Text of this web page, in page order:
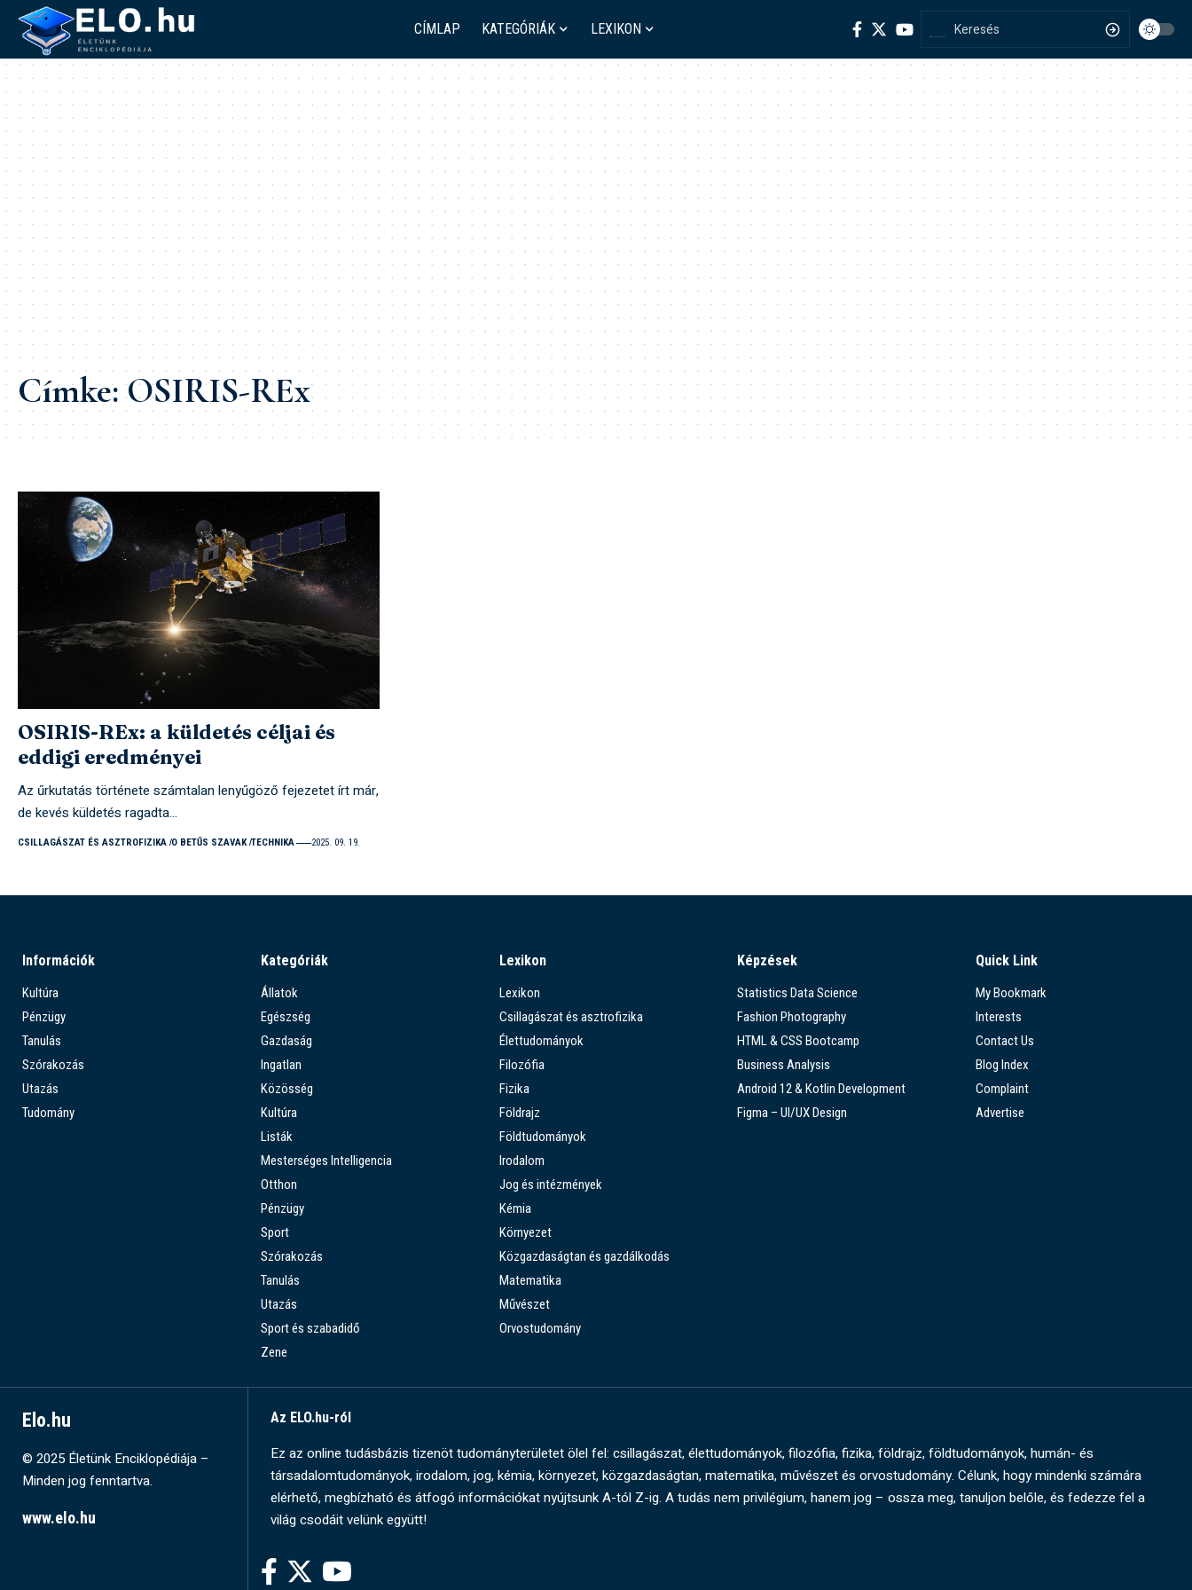
CÍMLAP KATEGÓRIÁK LEXIKON
Címke:OSIRIS-REx
OSIRIS-REx: a küldetés céljai és
eddigi eredményei
Az űrkutatás története számtalan lenyűgöző fejezetet írt már,
de kevés küldetés ragadta…
CSILLAGÁSZAT ÉS ASZTROFIZIKA O BETŰS SZAVAK TECHNIKA 2025. 09. 19.
Információk
Kultúra
Pénzügy
Tanulás
Szórakozás
Utazás
Tudomány
Kategóriák
Állatok
Egészség
Gazdaság
Ingatlan
Közösség
Kultúra
Listák
Mesterséges Intelligencia
Otthon
Pénzügy
Sport
Szórakozás
Tanulás
Utazás
Sport és szabadidő
Zene
Lexikon
Lexikon
Csillagászat és asztrofizika
Élettudományok
Filozófia
Fizika
Földrajz
Földtudományok
Irodalom
Jog és intézmények
Kémia
Környezet
Közgazdaságtan és gazdálkodás
Matematika
Művészet
Orvostudomány
Képzések
Statistics Data Science
Fashion Photography
HTML & CSS Bootcamp
Business Analysis
Android 12 & Kotlin Development
Figma – UI/UX Design
Quick Link
My Bookmark
Interests
Contact Us
Blog Index
Complaint
Advertise
Elo.hu
© 2025 Életünk Enciklopédiája –
Minden jog fenntartva.
www.elo.hu
Az ELO.hu-ról
Ez az online tudásbázis tizenöt tudományterületet ölel fel: csillagászat, élettudományok, filozófia, fizika, földrajz, földtudományok, humán- és
társadalomtudományok, irodalom, jog, kémia, környezet, közgazdaságtan, matematika, művészet és orvostudomány. Célunk, hogy mindenki számára
elérhető, megbízható és átfogó információkat nyújtsunk A-tól Z-ig. A tudás nem privilégium, hanem jog – ossza meg, tanuljon belőle, és fedezze fel a
világ csodáit velünk együtt!